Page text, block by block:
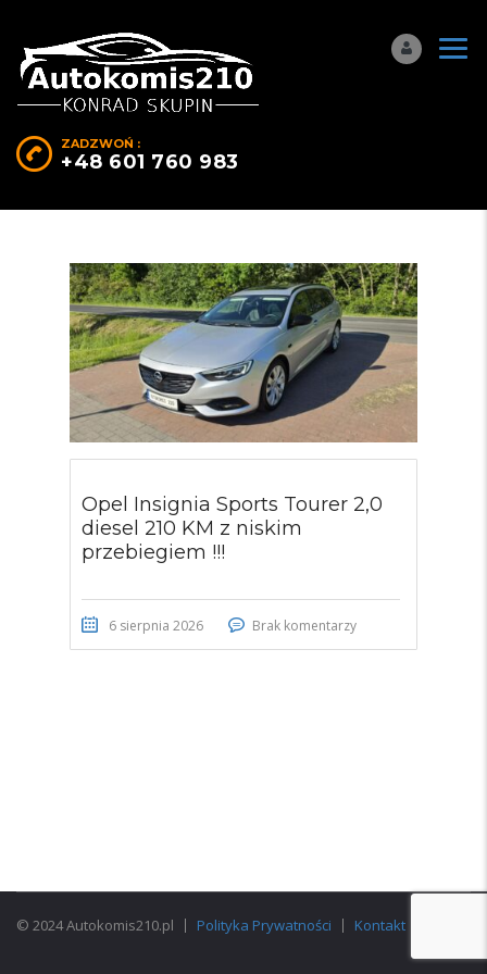
ZADZWOŃ :
+48 601 760 983
Opel Insignia Sports Tourer 2,0
diesel 210 KM z niskim
przebiegiem !!!
6 sierpnia 2026 Brak komentarzy
© 2024 Autokomis210.pl Polityka Prywatności Kontakt